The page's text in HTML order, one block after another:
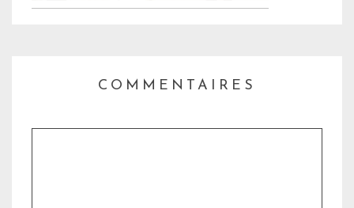
COMMENTAIRES